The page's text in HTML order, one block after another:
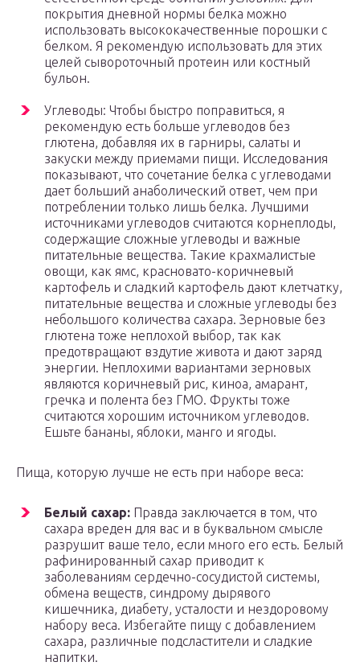
покрытия дневной нормы белка можно
использовать высококачественные порошки с
белком. Я рекомендую использовать для этих
целей сывороточный протеин или костный
бульон.
Углеводы: Чтобы быстро поправиться, я
рекомендую есть больше углеводов без
глютена, добавляя их в гарниры, салаты и
закуски между приемами пищи. Исследования
показывают, что сочетание белка с углеводами
дает больший анаболический ответ, чем при
потреблении только лишь белка. Лучшими
источниками углеводов считаются корнеплоды,
содержащие сложные углеводы и важные
питательные вещества. Такие крахмалистые
овощи, как ямс, красновато-коричневый
картофель и сладкий картофель дают клетчатку,
питательные вещества и сложные углеводы без
небольшого количества сахара. Зерновые без
глютена тоже неплохой выбор, так как
предотвращают вздутие живота и дают заряд
энергии. Неплохими вариантами зерновых
являются коричневый рис, киноа, амарант,
гречка и полента без ГМО. Фрукты тоже
считаются хорошим источником углеводов.
Ешьте бананы, яблоки, манго и ягоды.
Пища, которую лучше не есть при наборе веса:
Белый сахар: Правда заключается в том, что
сахара вреден для вас и в буквальном смысле
разрушит ваше тело, если много его есть. Белый
рафинированный сахар приводит к
заболеваниям сердечно-сосудистой системы,
обмена веществ, синдрому дырявого
кишечника, диабету, усталости и нездоровому
набору веса. Избегайте пищу с добавлением
сахара, различные подсластители и сладкие
напитки.